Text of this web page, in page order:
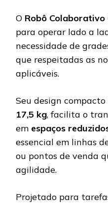
O Robô Colaborativo
para operar lado a
necessidade de
que respeitadas as
aplicáveis.
Seu design compacto
17,5 kg, facilita o
em espaços
essencial em linhas
ou pontos de venda
agilidade.
Projetado para